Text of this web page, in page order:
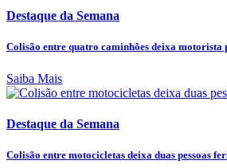
Destaque da Semana
Colisão entre quatro caminhões deixa motorista
Saiba Mais
Destaque da Semana
Colisão entre motocicletas deixa duas pessoas